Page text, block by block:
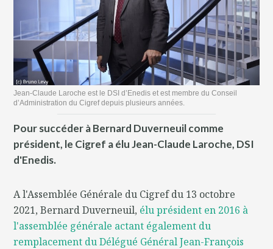
Jean-Claude Laroche est le DSI d’Enedis et est membre du Conseil
d’Administration du Cigref depuis plusieurs années.
Pour succéder à Bernard Duverneuil comme
président, le Cigref a élu Jean-Claude Laroche, DSI
d'Enedis.
A l'Assemblée Générale du Cigref du 13 octobre
2021, Bernard Duverneuil, élu président en 2016 à
l'assemblée générale actant également du
remplacement du Délégué Général Jean-François